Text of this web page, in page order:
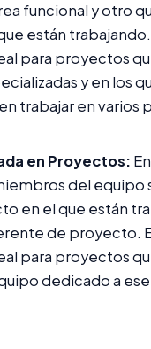
funcional y otro
están
para proyectos
y en los
trabajar en varios
en Proyectos:
del equipo
en el que están
de proyecto.
para proyectos
dedicado a